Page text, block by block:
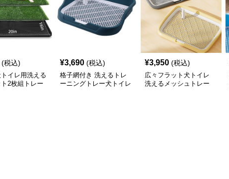
(税込)
イレ用洗える
2枚組トレー
¥3,690 (税込)
格子網付き 洗えるトレ
ーニングトレー犬トイレ
¥3,950 (税込)
広々フラット犬トイレ
洗えるメッシュトレー